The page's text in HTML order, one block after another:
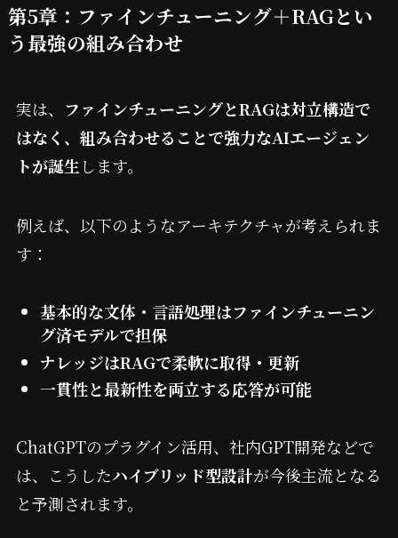
第5章：ファインチューニング＋RAGとい
う最強の組み合わせ
実は、
ファインチューニングとRAGは対立構造で
はなく、組み合わせることで強力なAIエージェン
トが誕生します。
例えば、以下のようなアーキテクチャが考えられま
す：
基本的な文体・言語処理はファインチューニン
グ済モデルで担保
ナレッジはRAGで柔軟に取得・更新
一貫性と最新性を両立する応答が可能
ChatGPTのプラグイン活用、社内GPT開発などで
は、こうしたハイブリッド型設計が今後主流となる
と予測されます。